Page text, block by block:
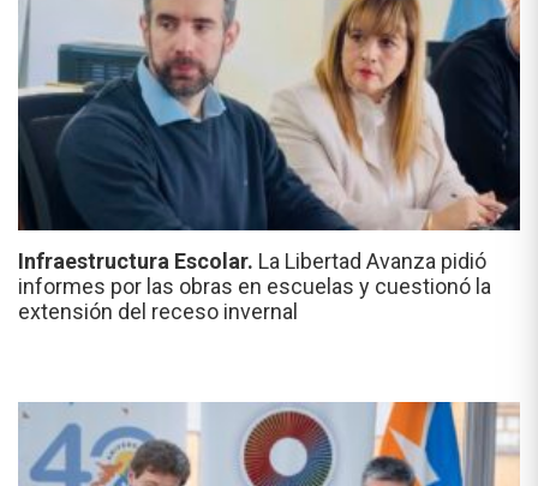
Infraestructura Escolar. La Libertad Avanza pidió
informes por las obras en escuelas y cuestionó la
extensión del receso invernal